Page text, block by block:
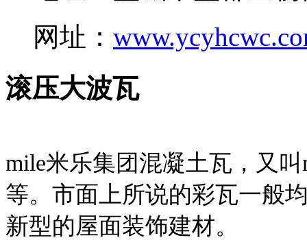
网址：
滚压大波瓦
mile米乐集团混凝土瓦，又
等。市面上所说的彩瓦一般
新型的屋面装饰建材。